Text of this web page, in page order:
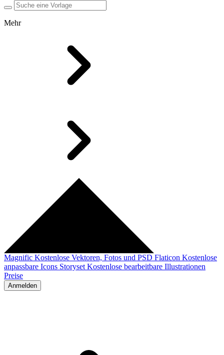
Mehr
Magnific Kostenlose Vektoren, Fotos und PSD Flaticon Kostenlose
anpassbare Icons Storyset Kostenlose bearbeitbare Illustrationen
Preise
Anmelden